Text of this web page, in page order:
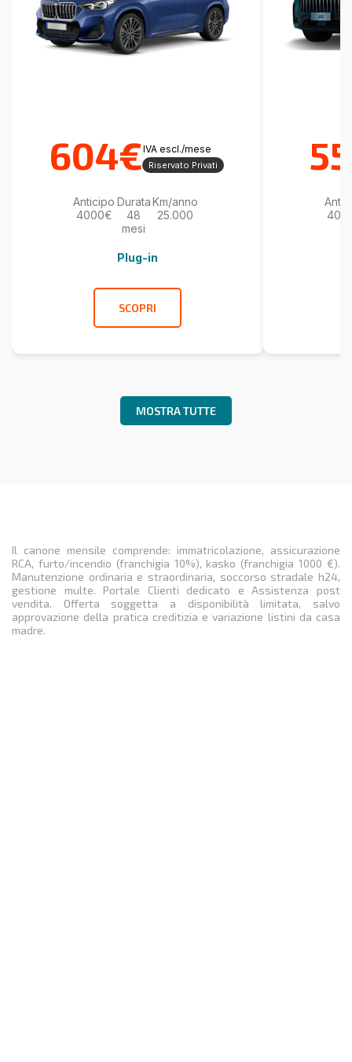
604€IVA escl./mese
Riservato Privati
Anticipo
4000€
Durata
48
mesi
Km/anno
25.000
Plug-in
SCOPRI
MOSTRA TUTTE
Il canone mensile comprende: immatricolazione, assicurazione
RCA, furto/incendio (franchigia 10%), kasko (franchigia 1000 €).
Manutenzione ordinaria e straordinaria, soccorso stradale h24,
gestione multe. Portale Clienti dedicato e Assistenza post
vendita. Offerta soggetta a disponibilità limitata, salvo
approvazione della pratica creditizia e variazione listini da casa
madre.